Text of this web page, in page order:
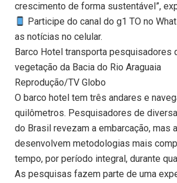
crescimento de forma sustentável”,
Participe do canal do g1 TO no
as notícias no celular.
Barco Hotel transporta pesquisadores
vegetação da Bacia do Rio Araguaia
Reprodução/TV Globo
O barco hotel tem três andares e
quilômetros. Pesquisadores de
do Brasil revezam a embarcação, mas
desenvolvem metodologias mais
tempo, por período integral, durante
As pesquisas fazem parte de uma